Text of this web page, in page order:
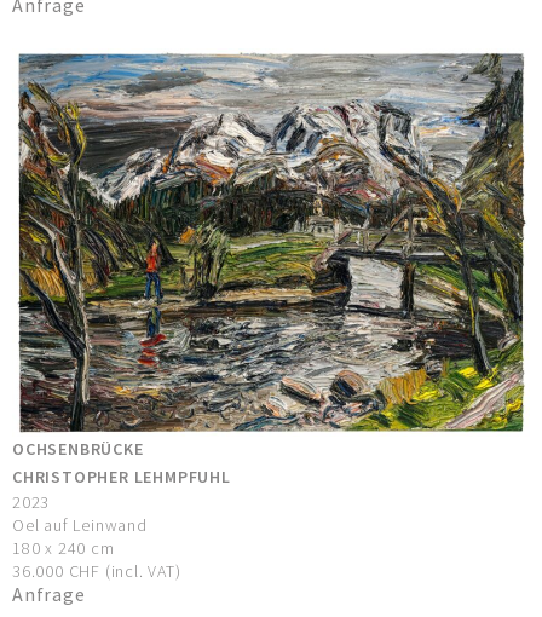
Anfrage
OCHSENBRÜCKE
CHRISTOPHER LEHMPFUHL
2023
Oel auf Leinwand
180 x 240 cm
36.000 CHF (incl. VAT)
Anfrage